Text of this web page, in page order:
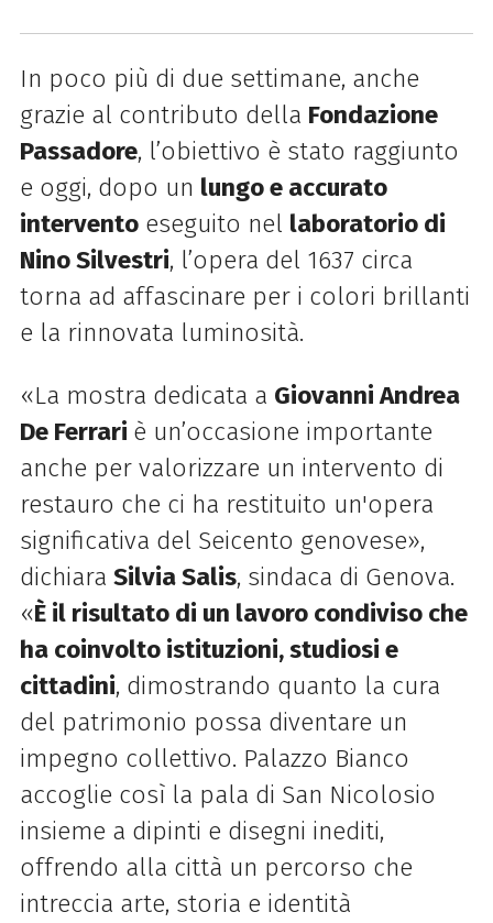
In poco più di due settimane, anche
grazie al contributo della Fondazione
Passadore, l’obiettivo è stato raggiunto
e oggi, dopo un lungo e accurato
interventoeseguito nel laboratorio di
Nino Silvestri, l’opera del 1637 circa
torna ad affascinare per i colori brillanti
e la rinnovata luminosità.
«La mostra dedicata a Giovanni Andrea
De Ferrari è un’occasione importante
anche per valorizzare un intervento di
restauro che ci ha restituito un'opera
significativa del Seicento genovese»,
dichiara Silvia Salis, sindaca di Genova.
«È il risultato di un lavoro condiviso che
ha coinvolto istituzioni, studiosi e
cittadini, dimostrando quanto la cura
del patrimonio possa diventare un
impegno collettivo. Palazzo Bianco
accoglie così la pala di San Nicolosio
insieme a dipinti e disegni inediti,
offrendo alla città un percorso che
intreccia arte, storia e identità